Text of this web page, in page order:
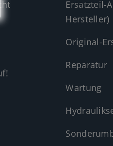
Ersatzteil-
Hersteller)
Original-
Reparatur
Wartung